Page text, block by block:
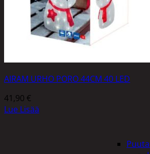
AIRAM URHO PORO 44CM 40 LED
41,90 €
Lue Lisää